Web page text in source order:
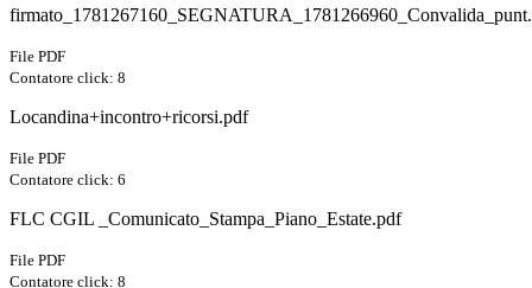
File PDF
Contatore click: 8
Locandina+incontro+ricorsi.pdf
File PDF
Contatore click: 6
FLC CGIL _Comunicato_Stampa_Piano_Estate.pdf
File PDF
Contatore click: 8